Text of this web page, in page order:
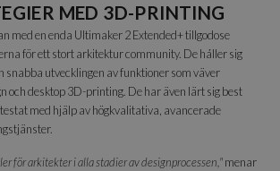
MED 3D-PRINTING
med en enda Ultimaker 2 Extended+ tillgodose
för ett stort arkitektur community. De håller sig
snabba utvecklingen av funktioner som väver
och desktop 3D-printing. De har även lärt sig best
med hjälp av högkvalitativa, avancerade
för arkitekter i alla stadier av designprocessen,"menar